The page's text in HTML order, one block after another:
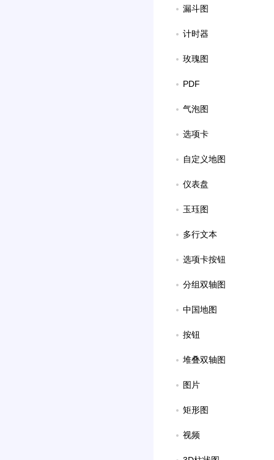
漏斗图
计时器
玫瑰图
PDF
气泡图
选项卡
自定义地图
仪表盘
玉珏图
多行文本
选项卡按钮
分组双轴图
中国地图
按钮
堆叠双轴图
图片
矩形图
视频